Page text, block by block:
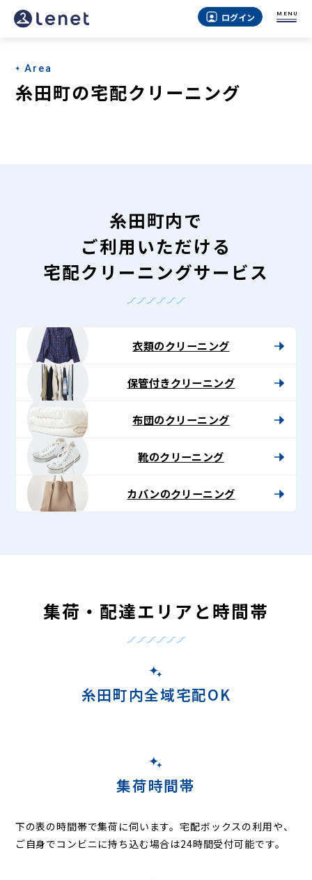
糸
町
の
Lenet〈リ
ト〉
ログイン MENU
Area
糸田町の宅配クリーニング
糸田町内で
ご利用いただける
宅配クリーニングサービス
衣類のクリーニング
保管付きクリーニング
布団のクリーニング
靴のクリーニング
カバンのクリーニング
集荷・配達エリアと時間帯
糸田町内全域宅配OK
集荷時間帯
下の表の時間帯で集荷に伺います。宅配ボックスの利用や、
ご自身でコンビニに持ち込む場合は24時間受付可能です。